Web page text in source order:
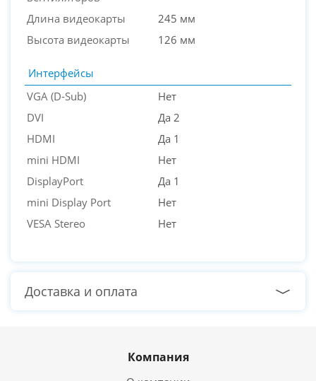
Длина видеокарты
245 мм
Высота видеокарты
126 мм
Интерфейсы
VGA (D-Sub)
Нет
DVI
Да 2
HDMI
Да 1
mini HDMI
Нет
DisplayPort
Да 1
mini Display Port
Нет
VESA Stereo
Нет
Доставка и оплата
Компания